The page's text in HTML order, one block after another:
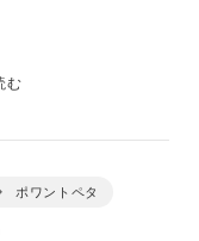
む
ポワントペタ